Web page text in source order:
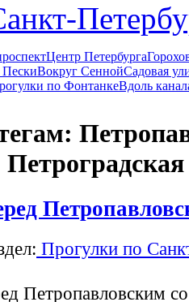
Центр Петербурга
ПескиВокруг СеннойСадовая
по ФонтанкеВдоль
Прогулки по